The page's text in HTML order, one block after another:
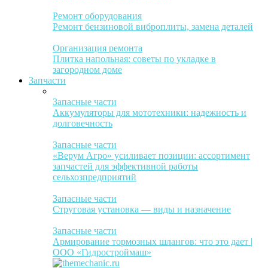
Ремонт оборудования
Ремонт бензиновой виброплиты, замена деталей
Организация ремонта
Плитка напольная: советы по укладке в
загородном доме
Запчасти
Запасные части
Аккумуляторы для мототехники: надежность и
долговечность
Запасные части
«Верум Агро» усиливает позиции: ассортимент
запчастей для эффективной работы
сельхозпредприятий
Запасные части
Струговая установка — виды и назначение
Запасные части
Армирование тормозных шлангов: что это дает |
ООО «Гидростроймаш»